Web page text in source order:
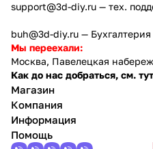
support@3d-diy.ru — тех.
buh@3d-diy.ru — Бухгалтерия
Мы переехали:
Москва, Павелецкая
Как до нас добраться, см. тут
Магазин
Компания
Информация
Помощь